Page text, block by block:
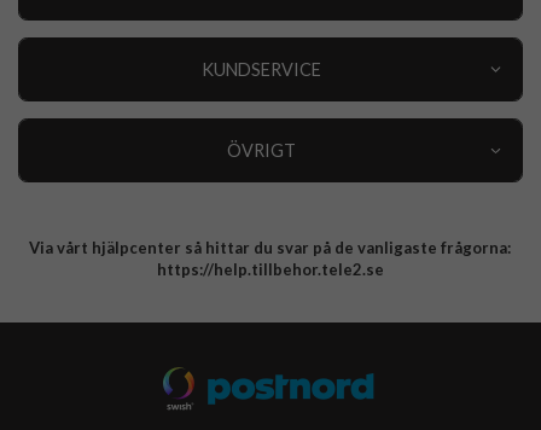
KUNDSERVICE
ÖVRIGT
Integritetspolicy
Via vårt hjälpcenter så hittar du svar på de vanligaste frågorna:
https://help.tillbehor.tele2.se